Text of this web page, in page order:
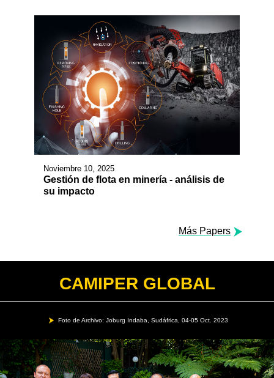
Noviembre 10, 2025
Gestión de flota en minería - análisis de
su impacto
Más Papers
CAMIPER GLOBAL
Foto de Archivo: Joburg Indaba, Sudáfrica, 04-05 Oct. 2023